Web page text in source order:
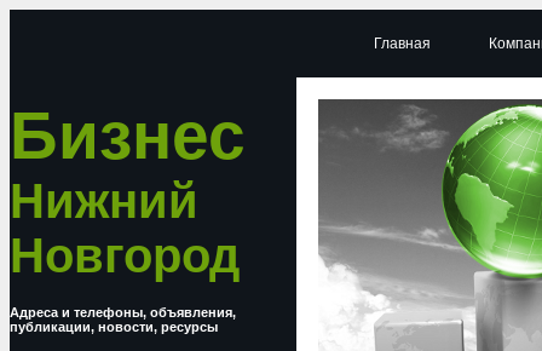
Бизнес
Нижний
Новгород
Адреса и телефоны, объявления,
публикации, новости, ресурсы
Главная